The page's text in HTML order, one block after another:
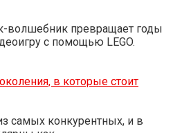
превращает годы
с помощью LEGO.
в которые стоит
самых конкурентных, и в